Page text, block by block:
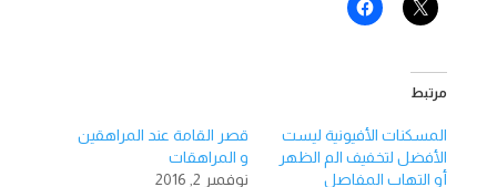
مرتبط
المسكنات الأفيونية ليست
الأفضل لتخفيف الم الظهر
أو التهاب المفاصل
قصر القامة عند المراهقين
و المراهقات
نوفمبر 2, 2016